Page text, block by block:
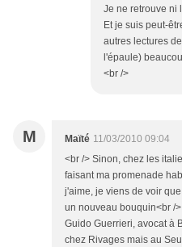
Je ne retrouve ni
Et je suis peut-
autres lectures
l'épaule)
<br />
M Maïté 11/03/2010 09:04
<br /> Sinon, chez les
faisant ma promenade
j'aime, je viens de voir
un nouveau bouquin<br /
Guido Guerrieri, avocat à
chez Rivages mais au